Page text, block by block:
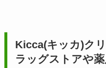
Kicca(キッカ)ク
ラッグストアや